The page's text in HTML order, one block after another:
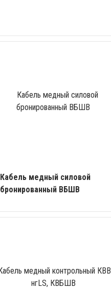
Кабель медный силовой
бронированный ВБШВ